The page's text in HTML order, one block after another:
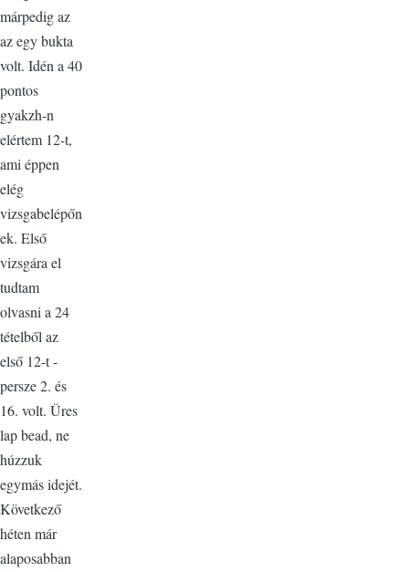
márpedig az
az egy bukta
volt. Idén a 40
pontos
gyakzh-n
elértem 12-t,
ami éppen
elég
vizsgabelépőn
ek. Első
vizsgára el
tudtam
olvasni a 24
tételből az
első 12-t -
persze 2. és
16. volt. Üres
lap bead, ne
húzzuk
egymás idejét.
Következő
héten már
alaposabban